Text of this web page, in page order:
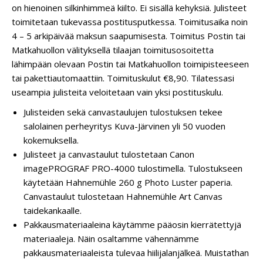
on hienoinen silkinhimmeä kiilto. Ei sisällä kehyksiä. Julisteet
toimitetaan tukevassa postitusputkessa. Toimitusaika noin
4 – 5 arkipäivää maksun saapumisesta. Toimitus Postin tai
Matkahuollon välityksellä tilaajan toimitusosoitetta
lähimpään olevaan Postin tai Matkahuollon toimipisteeseen
tai pakettiautomaattiin. Toimituskulut €8,90. Tilatessasi
useampia julisteita veloitetaan vain yksi postituskulu.
Julisteiden sekä canvastaulujen tulostuksen tekee
salolainen perheyritys Kuva-Järvinen yli 50 vuoden
kokemuksella.
Julisteet ja canvastaulut tulostetaan Canon
imagePROGRAF PRO-4000 tulostimella. Tulostukseen
käytetään Hahnemühle 260 g Photo Luster paperia.
Canvastaulut tulostetaan Hahnemühle Art Canvas
taidekankaalle.
Pakkausmateriaaleina käytämme pääosin kierrätettyjä
materiaaleja. Näin osaltamme vähennämme
pakkausmateriaaleista tulevaa hiilijalanjälkeä. Muistathan